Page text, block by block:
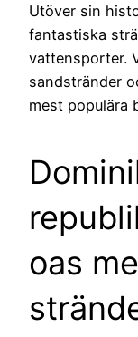
Utöver sin
fantastiska
vattensporter.
sandstränder
mest populära
oas